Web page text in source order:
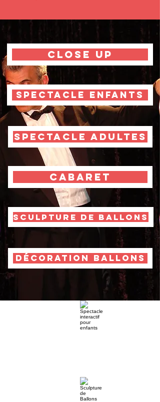
CLOSE UP
SPECTACLE ENFANTS
SPECTACLE ADULTES
CABARET
SCULPTURE DE BALLONS
DÉCORATION BALLONS